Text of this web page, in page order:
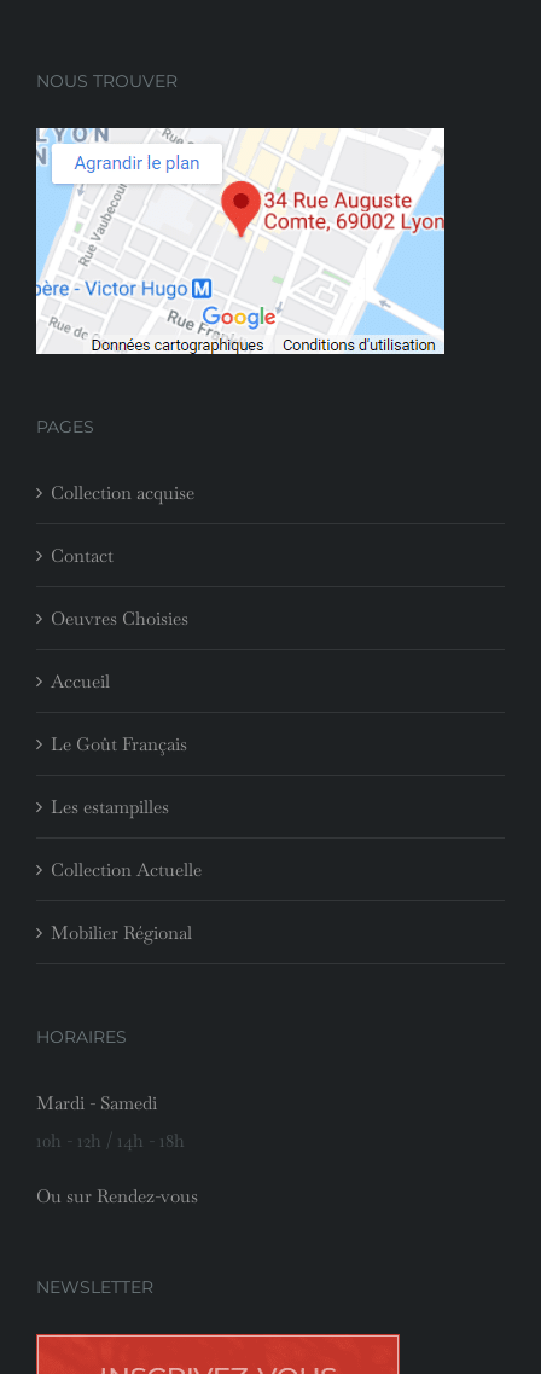
NOUS TROUVER
PAGES
Collection acquise
Contact
Oeuvres Choisies
Accueil
Le Goût Français
Les estampilles
Collection Actuelle
Mobilier Régional
HORAIRES
Mardi - Samedi
10h - 12h / 14h - 18h
Ou sur Rendez-vous
NEWSLETTER